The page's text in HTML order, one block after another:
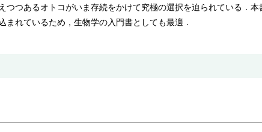
つあるオトコがいま存続をかけて究極の選択を迫られている．本
れているため，生物学の入門書としても最適．